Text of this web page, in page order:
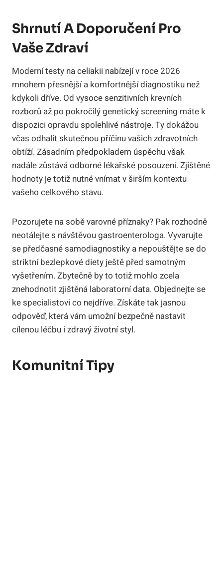
Shrnutí A Doporučení Pro
Vaše Zdraví
Moderní testy na celiakii nabízejí v roce 2026
mnohem přesnější a komfortnější diagnostiku než
kdykoli dříve. Od vysoce senzitivních krevních
rozborů až po pokročilý genetický screening máte k
dispozici opravdu spolehlivé nástroje. Ty dokážou
včas odhalit skutečnou příčinu vašich zdravotních
obtíží. Zásadním předpokladem úspěchu však
nadále zůstává odborné lékařské posouzení. Zjištěné
hodnoty je totiž nutné vnímat v širším kontextu
vašeho celkového stavu.
Pozorujete na sobě varovné příznaky? Pak rozhodně
neotálejte s návštěvou gastroenterologa. Vyvarujte
se předčasné samodiagnostiky a nepouštějte se do
striktní bezlepkové diety ještě před samotným
vyšetřením. Zbytečně by to totiž mohlo zcela
znehodnotit zjištěná laboratorní data. Objednejte se
ke specialistovi co nejdříve. Získáte tak jasnou
odpověď, která vám umožní bezpečně nastavit
cílenou léčbu i zdravý životní styl.
Komunitní Tipy